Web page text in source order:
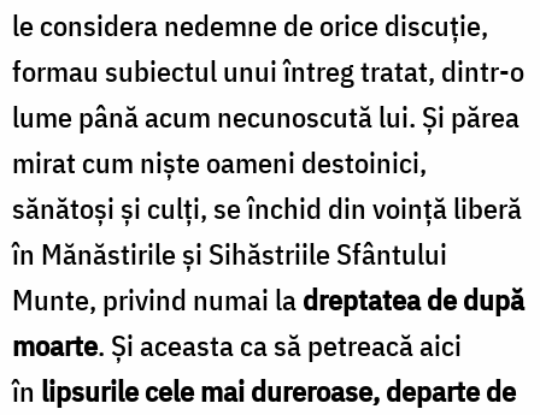
le considera nedemne de orice discuție,
formau subiectul unui întreg tratat, dintr-o
lume până acum necunoscută lui. Și părea
mirat cum niște oameni destoinici,
sănătoși și culți, se închid din voință liberă
în Mănăstirile și Sihăstriile Sfântului
Munte, privind numai ladreptatea de după
moarte. Și aceasta ca să petreacă aici
în lipsurile cele mai dureroase, departe de